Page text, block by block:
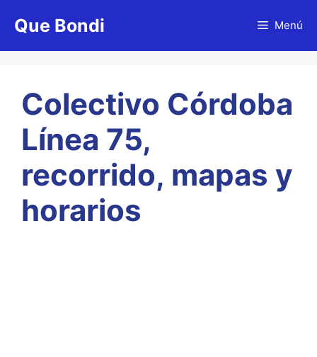
Que Bondi Menú
Colectivo Córdoba
Línea 75,
recorrido, mapas y
horarios